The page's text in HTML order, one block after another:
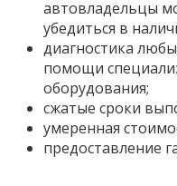
автовладельцы
убедиться в
диагностика
помощи
оборудования;
сжатые сроки
умеренная
предоставление